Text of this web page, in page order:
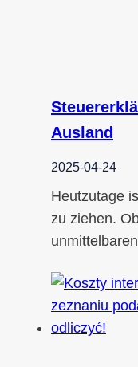
Ausland
2025-04-24
Heutzutage
zu ziehen.